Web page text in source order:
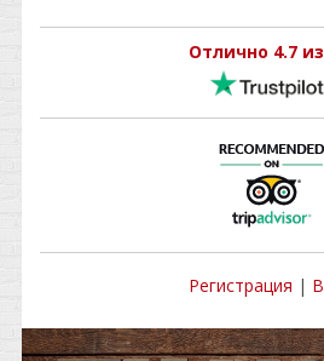
Отлично 4.7
Регистрация |